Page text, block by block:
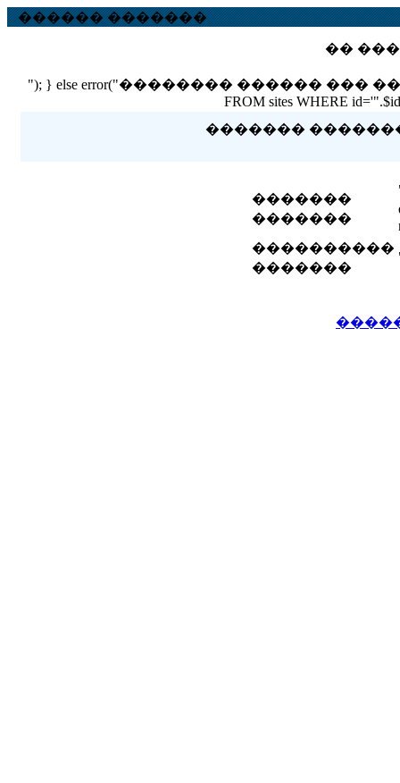
������ �������
��
"); } else error("�������� ������ ��� ������
FROM sites WHERE
�������
�������
�������
����������
�������